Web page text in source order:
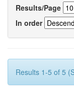
Results/Page
In order
Results 1-5 of 5